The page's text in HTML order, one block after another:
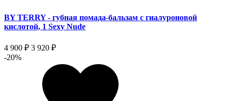
BY TERRY - губная помада-бальзам с гиалуроновой
кислотой, 1 Sexy Nude
4 900 ₽ 3 920 ₽
-20%